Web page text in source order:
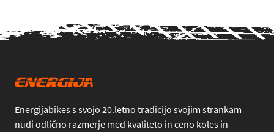
Energijabikes s svojo 20.letno tradicijo svojim strankam
nudi odlično razmerje med kvaliteto in ceno koles in